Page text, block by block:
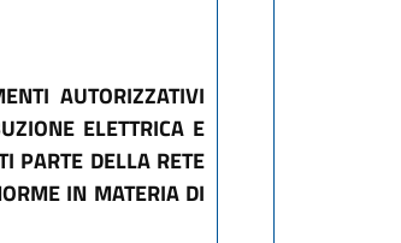
AUTORIZZATIVI
ELETTRICA E
PARTE DELLA RETE
IN MATERIA DI